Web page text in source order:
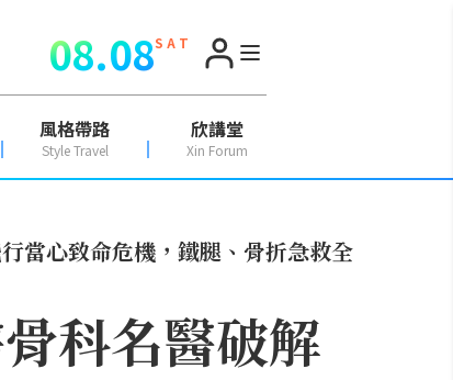
08.08S A T
風格帶路
Style Travel
欣講堂
Xin Forum
當心致命危機，鐵腿、骨折急救全
科名醫破解